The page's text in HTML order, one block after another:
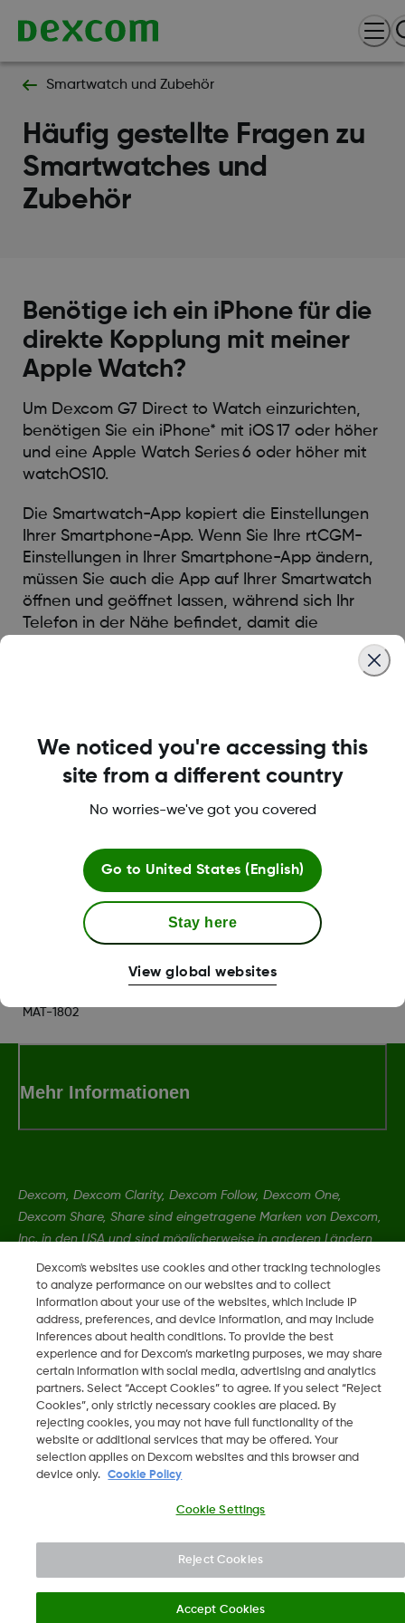
Smartwatch und Zubehör
Häufig gestellte Fragen zu
Smartwatches und
Zubehör
Benötige ich ein iPhone für die
direkte Kopplung mit meiner
Apple Watch?
Um Dexcom G7 Direct to Watch einzurichten,
benötigen Sie ein iPhone* mit iOS 17 oder höher
und eine Apple Watch Series 6 oder höher mit
watchOS10.
Die Smartwatch-App kopiert die Einstellungen
Ihrer Smartphone-App. Wenn Sie Ihre rtCGM-
Einstellungen in Ihrer Smartphone-App ändern,
müssen Sie auch die App auf Ihrer Smartwatch
öffnen und geöffnet lassen, während sich Ihr
Telefon in der Nähe befindet, damit die
Antworten:HIER
*Kompatible Kommunikationsgeräte werden separat verkauft.
Eine Liste der kompatiblen Geräte finden Sie unter
Was this article helpful?
MAT-1802
Mehr Informationen
Dexcom, Dexcom Clarity, Dexcom Follow, Dexcom One,
Dexcom Share, Share sind eingetragene Marken von Dexcom,
Inc. in den USA und sind möglicherweise in anderen Ländern
eingetragen.
MAT-1802
2026 Dexcom, Inc. Alle Rechte vorbehalten.
LU
Change region
Dexcom's websites use cookies and other tracking technologies
to analyze performance on our websites and to collect
information about your use of the websites, which include IP
address, preferences, and device information, and may include
inferences about health conditions. To provide the best
experience and for Dexcom’s marketing purposes, we may share
certain information with social media, advertising and analytics
partners. Select “Accept Cookies” to agree. If you select “Reject
Cookies”, only strictly necessary cookies are placed. By
rejecting cookies, you may not have full functionality of the
website or additional services that may be offered. Your
selection applies on Dexcom websites and this browser and
device only.
Cookie Policy
Cookie Settings
Reject Cookies
Accept Cookies
We noticed you're accessing this
site from a different country
No worries-we've got you covered
Go to United States (English)
Stay here
View global websites